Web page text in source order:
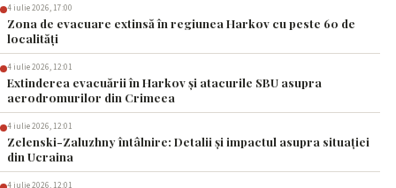
4 iulie 2026, 17:00
Zona de evacuare extinsă în regiunea Harkov cu peste 60 de
localități
4 iulie 2026, 12:01
Extinderea evacuării în Harkov și atacurile SBU asupra
aerodromurilor din Crimeea
4 iulie 2026, 12:01
Zelenski-Zaluzhny întâlnire: Detalii și impactul asupra situației
din Ucraina
4 iulie 2026, 12:01